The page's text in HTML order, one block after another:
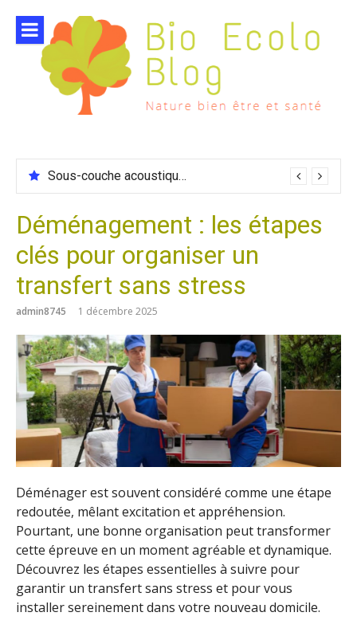
contenu
Sous-couche acoustique compatible chauffage sol
Benne amovible pour camion ampliroll
Déménagement : les étapes
clés pour organiser un
transfert sans stress
admin8745 1 décembre 2025
Déménager est souvent considéré comme une étape
redoutée, mêlant excitation et appréhension.
Pourtant, une bonne organisation peut transformer
cette épreuve en un moment agréable et dynamique.
Découvrez les étapes essentielles à suivre pour
garantir un transfert sans stress et pour vous
installer sereinement dans votre nouveau domicile.